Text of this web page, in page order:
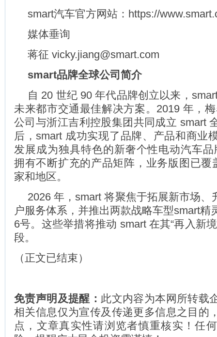
smart汽车官方网站：https://
媒体垂询
蒋征 vicky.jiang@smart.com
smart品牌全球公司简介
自 20 世纪 90 年代品牌创立以来，
未来都市交通最佳解决方案。2019 年，
公司与浙江吉利控股集团共同成立 smart
后，smart 成功实现了品牌、产品和商业
发展成为独具特色的新奢个性电动汽车
拥有不断扩充的产品矩阵，业务版图已覆
家和地区。
2026 年，smart 将聚焦于拓展新市场、
户服务体系，并推出两款战略车型smart精
6号。这些举措将推动 smart 在其“再入新
段。
（正文已结束）
免责声明及提醒： 此文内容为本网所转载
相关信息仅为宣传及传递更多信息之目的
点，文章真实性请浏览者慎重核实！任